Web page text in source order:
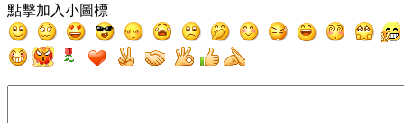
點擊加入小圖標